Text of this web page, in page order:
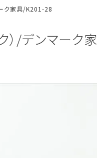
ク家具/K201-28
/デンマーク家